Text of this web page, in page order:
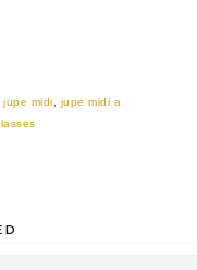
jupe midi, jupe midi a